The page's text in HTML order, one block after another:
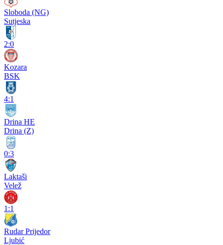
Sloboda (NG)
Sutjeska
2:0
Kozara
BSK
4:1
Drina HE
Drina (Z)
0:3
Laktaši
Velež
1:1
Rudar Prijedor
Ljubić